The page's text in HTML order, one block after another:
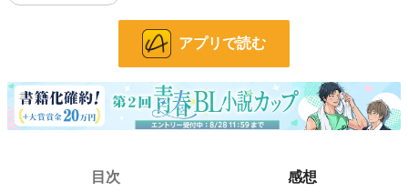
更新日時 2026.03.14 08:18
初回公開日時 2026.03.05 19:13
1,363 pt (7,045 位)
アプリで読む
目次 感想